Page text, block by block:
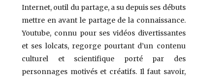
Internet, outil du partage, a su depuis ses débuts
mettre en avant le partage de la connaissance.
Youtube, connu pour ses vidéos divertissantes
et ses lolcats, regorge pourtant d’un contenu
culturel et scientifique porté par des
personnages motivés et créatifs. Il faut savoir,